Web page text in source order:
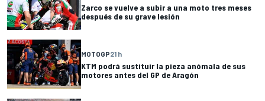
Zarco se vuelve a subir a una moto tres meses
después de su grave lesión
MOTOGP21 h
KTM podrá sustituir la pieza anómala de sus
motores antes del GP de Aragón